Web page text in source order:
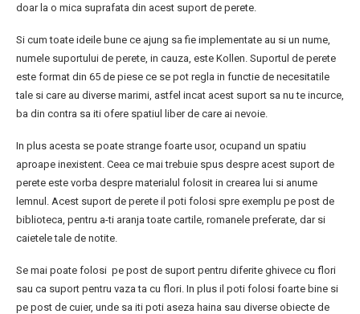
doar la o mica suprafata din acest suport de perete.
Si cum toate ideile bune ce ajung sa fie implementate au si un nume,
numele suportului de perete, in cauza, este Kollen. Suportul de perete
este format din 65 de piese ce se pot regla in functie de necesitatile
tale si care au diverse marimi, astfel incat acest suport sa nu te incurce,
ba din contra sa iti ofere spatiul liber de care ai nevoie.
In plus acesta se poate strange foarte usor, ocupand un spatiu
aproape inexistent. Ceea ce mai trebuie spus despre acest suport de
perete este vorba despre materialul folosit in crearea lui si anume
lemnul. Acest suport de perete il poti folosi spre exemplu pe post de
biblioteca, pentru a-ti aranja toate cartile, romanele preferate, dar si
caietele tale de notite.
Se mai poate folosi pe post de suport pentru diferite ghivece cu flori
sau ca suport pentru vaza ta cu flori. In plus il poti folosi foarte bine si
pe post de cuier, unde sa iti poti aseza haina sau diverse obiecte de